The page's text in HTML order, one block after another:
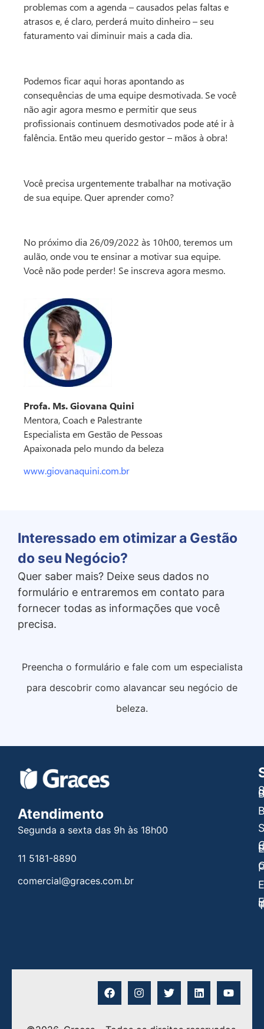
problemas com a agenda – causados pelas faltas e
atrasos e, é claro, perderá muito dinheiro – seu
faturamento vai diminuir mais a cada dia.
Podemos ficar aqui horas apontando as
consequências de uma equipe desmotivada. Se você
não agir agora mesmo e permitir que seus
profissionais continuem desmotivados pode até ir à
falência. Então meu querido gestor – mãos à obra!
Você precisa urgentemente trabalhar na motivação
de sua equipe. Quer aprender como?
No próximo dia 26/09/2022 às 10h00, teremos um
aulão, onde vou te ensinar a motivar sua equipe.
Você não pode perder! Se inscreva agora mesmo.
Profa. Ms. Giovana Quini
Mentora, Coach e Palestrante
Especialista em Gestão de Pessoas
Apaixonada pelo mundo da beleza
www.giovanaquini.com.br
Interessado em otimizar a Gestão
do seu Negócio?
Quer saber mais? Deixe seus dados no
formulário e entraremos em contato para
fornecer todas as informações que você
precisa.
Preencha o formulário e fale com um especialista
para descobrir como alavancar seu negócio de
beleza.
Atendimento
Segunda a sexta das 9h às 18h00
11 5181-8890
comercial@graces.com.br